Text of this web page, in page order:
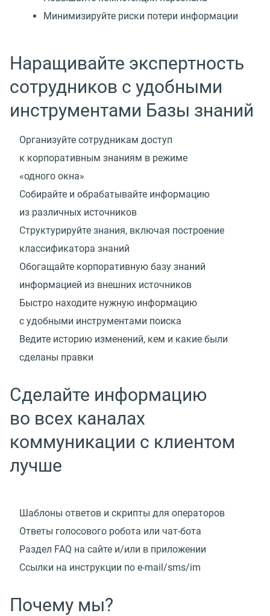
Минимизируйте риски потери информации
Наращивайте экспертность
сотрудников с удобными
инструментами Базы знаний
Организуйте сотрудникам доступ
к корпоративным знаниям в режиме
«одного окна»
Собирайте и обрабатывайте информацию
из различных источников
Структурируйте знания, включая построение
классификатора знаний
Обогащайте корпоративную базу знаний
информацией из внешних источников
Быстро находите нужную информацию
с удобными инструментами поиска
Ведите историю изменений, кем и какие были
сделаны правки
Сделайте информацию
во всех каналах
коммуникации с клиентом
лучше
Шаблоны ответов и скрипты для операторов
Ответы голосового робота или чат-бота
Раздел FAQ на сайте и/или в приложении
Ссылки на инструкции по e-mail/sms/im
Почему мы?